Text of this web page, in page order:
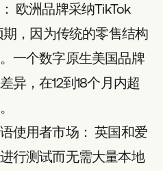
欧洲品牌采纳TikTok
，因为传统的零售结构
一个数字原生美国品牌
异，在12到18个月内超
使用者市场： 英国和爱
行测试而无需大量本地